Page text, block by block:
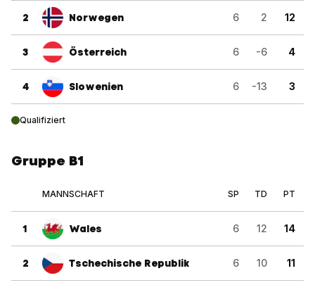
2 Norwegen 6 2 12
3 Österreich 6 -6 4
4 Slowenien 6 -13 3
Qualifiziert
Gruppe B1
MANNSCHAFT SP TD PT
1 Wales 6 12 14
2 Tschechische Republik 6 10 11